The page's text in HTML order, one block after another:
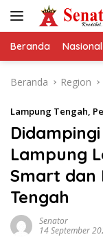
Beranda Nasional
Beranda Region
Lampung Tengah,
Lampung
Smart dan
Tengah
Senator
14 September